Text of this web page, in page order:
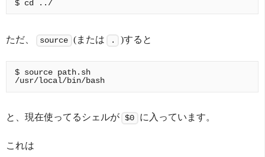
ただ、 source (または . )すると
$ source path.sh
と、現在使ってるシェルが $0 に入っています。
これは